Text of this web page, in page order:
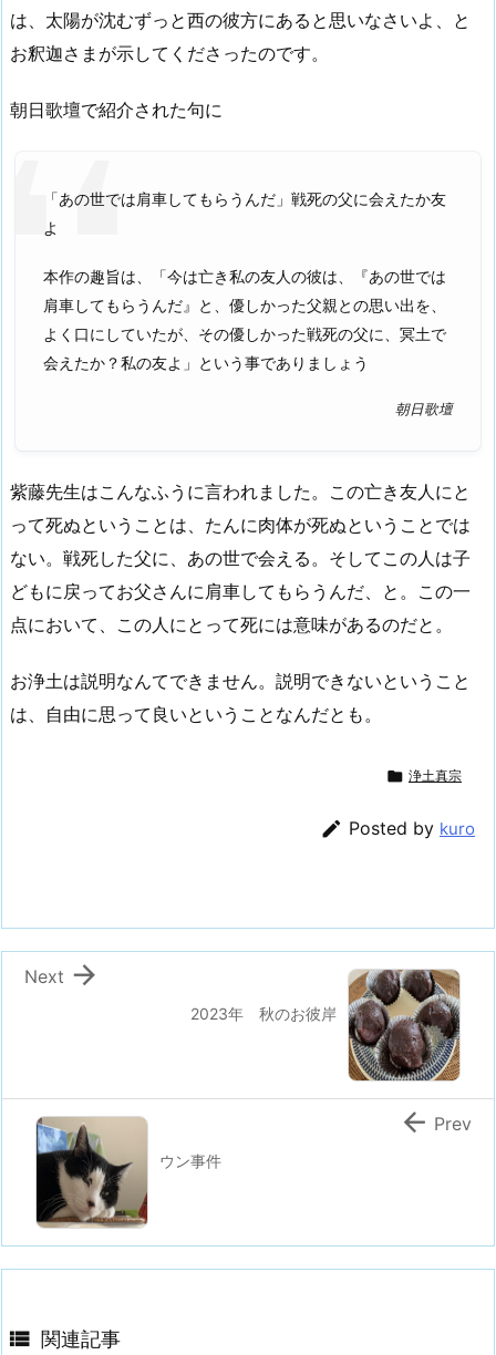
は、太陽が沈むずっと西の彼方にあると思いなさいよ、と
お釈迦さまが示してくださったのです。
朝日歌壇で紹介された句に
「あの世では肩車してもらうんだ」戦死の父に会えたか友
よ
本作の趣旨は、「今は亡き私の友人の彼は、『あの世では
肩車してもらうんだ』と、優しかった父親との思い出を、
よく口にしていたが、その優しかった戦死の父に、冥土で
会えたか？私の友よ」という事でありましょう
朝日歌壇
紫藤先生はこんなふうに言われました。この亡き友人にと
って死ぬということは、たんに肉体が死ぬということでは
ない。戦死した父に、あの世で会える。そしてこの人は子
どもに戻ってお父さんに肩車してもらうんだ、と。この一
点において、この人にとって死には意味があるのだと。
お浄土は説明なんてできません。説明できないということ
は、自由に思って良いということなんだとも。
 浄土真宗
 Posted by kuro
2023年 秋のお彼岸

Next
ウン事件
 Prev
 関連記事